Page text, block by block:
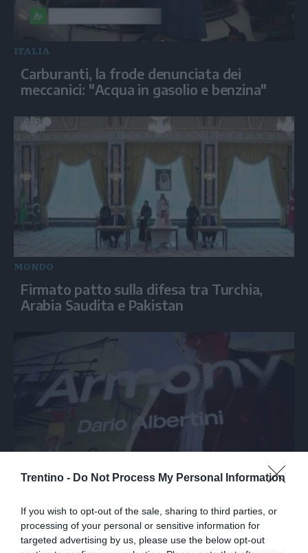
Trentino - Do Not Process My Personal Information
If you wish to opt-out of the sale, sharing to third parties, or
processing of your personal or sensitive information for
targeted advertising by us, please use the below opt-out
ITALIA
Carburanti, la frode denunciata dei
meccanici: "Acqua in gasolio e benzina"
MONDO
Firmato patto sulla difesa tra Turchia,
Arabia Saudita e Pakistan
SPETTACOLO
Armony, Mastandrea diretto da Albertini
presenta la sua famiglia diversa ma felice